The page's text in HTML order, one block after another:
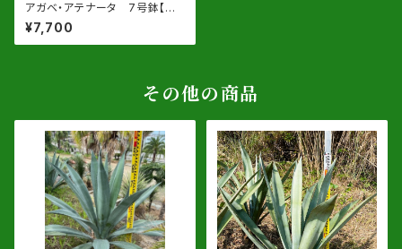
アガベ・アテナータ 7号鉢【同
等品】
¥7,700
その他の商品